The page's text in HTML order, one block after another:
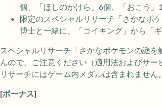
個、「ほしのかけら」6個、「おこう」
限定のスペシャルリサーチ「さかなポ
博士と一緒に、「コイキング」から「
スペシャルリサーチ「さかなポケモンの謎
んので、ご注意ください（適用法およびサ
リサーチにはゲーム内メダルは含まれません。
[ボーナス]